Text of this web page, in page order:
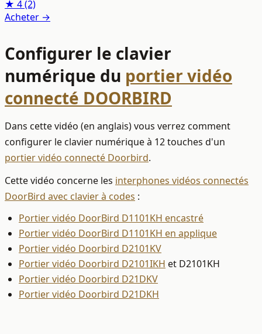
★ 4(2)
Acheter →
Configurer le clavier
numérique du portier vidéo
connecté DOORBIRD
Dans cette vidéo (en anglais) vous verrez comment
configurer le clavier numérique à 12 touches d'un
portier vidéo connecté Doorbird.
Cette vidéo concerne les interphones vidéos connectés
DoorBird avec clavier à codes :
Portier vidéo DoorBird D1101KH encastré
Portier vidéo DoorBird D1101KH en applique
Portier vidéo Doorbird D2101KV
Portier vidéo Doorbird D2101IKH et D2101KH
Portier vidéo Doorbird D21DKV
Portier vidéo Doorbird D21DKH